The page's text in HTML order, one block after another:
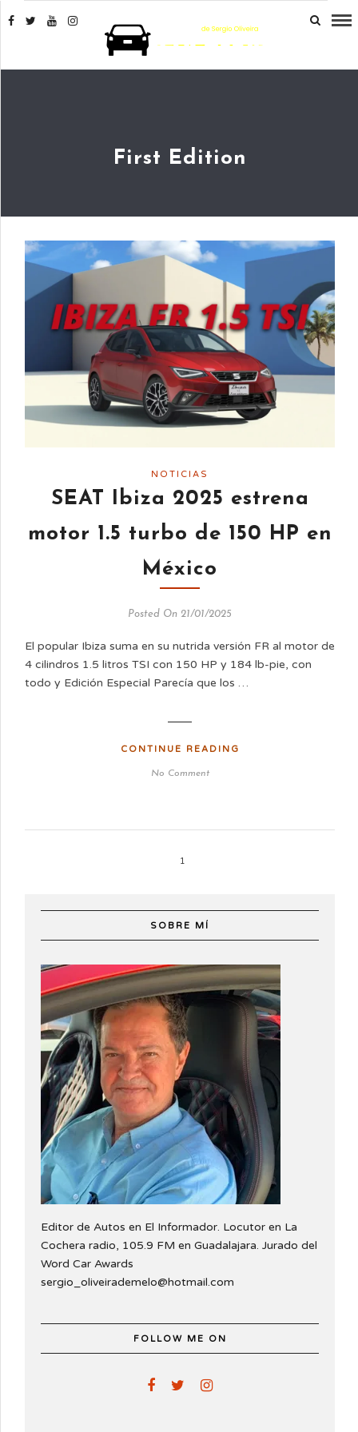
First Edition
NOTICIAS
SEAT Ibiza 2025 estrena
motor 1.5 turbo de 150 HP en
México
Posted On 21/01/2025
El popular Ibiza suma en su nutrida versión FR al motor de
4 cilindros 1.5 litros TSI con 150 HP y 184 lb-pie, con
todo y Edición Especial Parecía que los …
CONTINUE READING
No Comment
1
SOBRE MÍ
Editor de Autos en El Informador. Locutor en La
Cochera radio, 105.9 FM en Guadalajara. Jurado del
Word Car Awards
sergio_oliveirademelo@hotmail.com
FOLLOW ME ON